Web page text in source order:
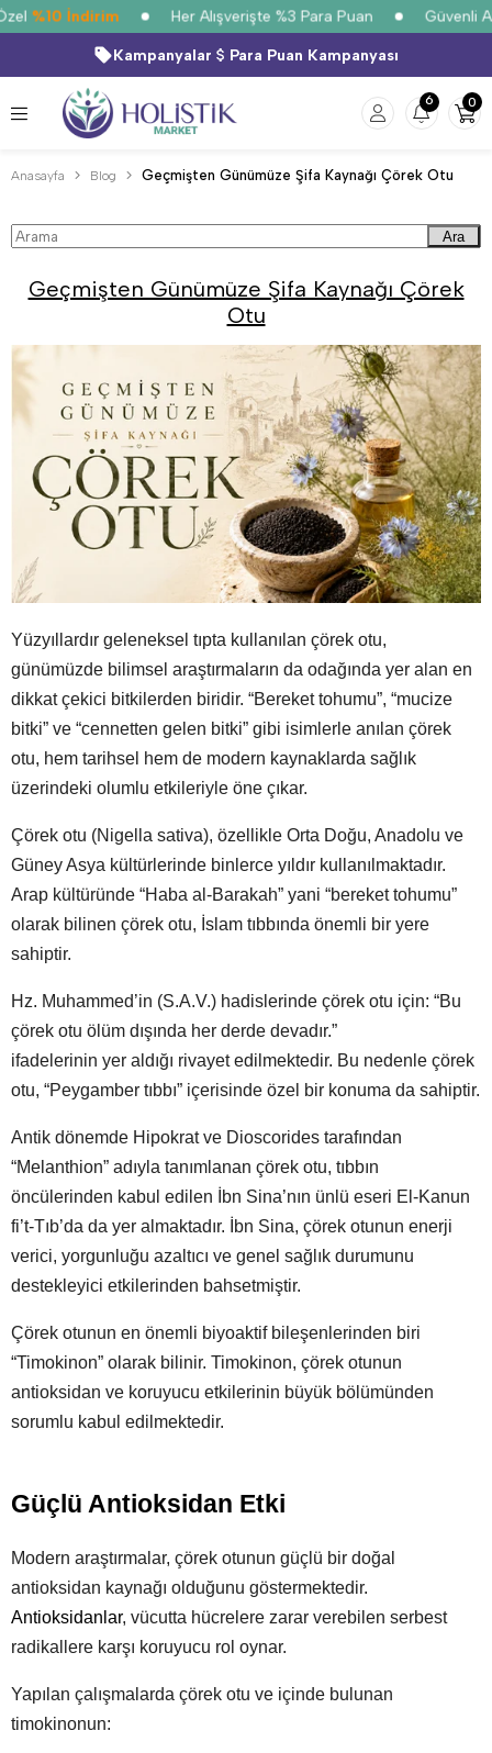
%10 İndirim Her Alışverişte %3 Para Puan Güvenli
Kampanyalar Para Puan Kampanyası
6 0
Anasayfa Blog Geçmişten Günümüze Şifa Kaynağı Çörek Otu
Ara
Geçmişten Günümüze Şifa Kaynağı Çörek
Otu
Yüzyıllardır geleneksel tıpta kullanılan çörek otu,
günümüzde bilimsel araştırmaların da odağında yer alan en
dikkat çekici bitkilerden biridir. “Bereket tohumu”, “mucize
bitki” ve “cennetten gelen bitki” gibi isimlerle anılan çörek
otu, hem tarihsel hem de modern kaynaklarda sağlık
üzerindeki olumlu etkileriyle öne çıkar.
Çörek otu (Nigella sativa), özellikle Orta Doğu, Anadolu ve
Güney Asya kültürlerinde binlerce yıldır kullanılmaktadır.
Arap kültüründe “Haba al-Barakah” yani “bereket tohumu”
olarak bilinen çörek otu, İslam tıbbında önemli bir yere
sahiptir.
Hz. Muhammed’in (S.A.V.) hadislerinde çörek otu için: “Bu
çörek otu ölüm dışında her derde devadır.”
ifadelerinin yer aldığı rivayet edilmektedir. Bu nedenle çörek
otu, “Peygamber tıbbı” içerisinde özel bir konuma da sahiptir.
Antik dönemde Hipokrat ve Dioscorides tarafından
“Melanthion” adıyla tanımlanan çörek otu, tıbbın
öncülerinden kabul edilen İbn Sina’nın ünlü eseri El-Kanun
fi’t-Tıb’da da yer almaktadır. İbn Sina, çörek otunun enerji
verici, yorgunluğu azaltıcı ve genel sağlık durumunu
destekleyici etkilerinden bahsetmiştir.
Çörek otunun en önemli biyoaktif bileşenlerinden biri
“Timokinon” olarak bilinir. Timokinon, çörek otunun
antioksidan ve koruyucu etkilerinin büyük bölümünden
sorumlu kabul edilmektedir.
Güçlü Antioksidan Etki
Modern araştırmalar, çörek otunun güçlü bir doğal
antioksidan kaynağı olduğunu göstermektedir.
Antioksidanlar, vücutta hücrelere zarar verebilen serbest
radikallere karşı koruyucu rol oynar.
Yapılan çalışmalarda çörek otu ve içinde bulunan
timokinonun: